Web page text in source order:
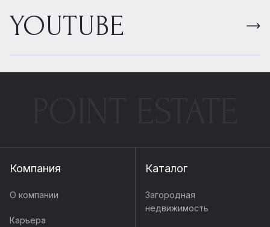
YOUTUBE
Компания
О компании
Карьера
Каталог
Загородная
недвижимость